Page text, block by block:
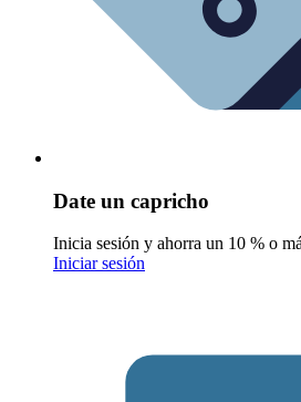
Date un capricho
Inicia sesión y ahorra un 10 % o
Iniciar sesión